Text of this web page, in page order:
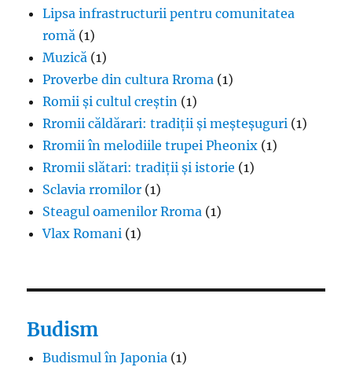
Lipsa infrastructurii pentru comunitatea
romă (1)
Muzică (1)
Proverbe din cultura Rroma (1)
Romii și cultul creștin (1)
Rromii căldărari: tradiții și meșteșuguri (1)
Rromii în melodiile trupei Pheonix (1)
Rromii slătari: tradiții și istorie (1)
Sclavia rromilor (1)
Steagul oamenilor Rroma (1)
Vlax Romani (1)
Budism
Budismul în Japonia (1)